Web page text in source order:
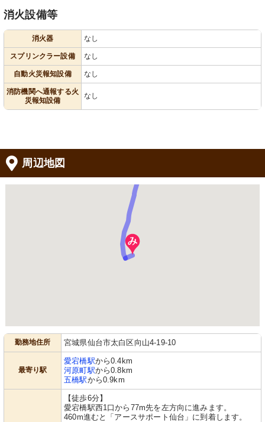
消火設備等
消火器 なし
スプリンクラー設備 なし
自動火災報知設備 なし
消防機関へ通報する火
災報知設備
なし
周辺地図
勤務地住所 宮城県仙台市太白区向山4-19-10
最寄り駅
愛宕橋駅から0.4km
河原町駅から0.8km
五橋駅から0.9km
【徒歩6分】
愛宕橋駅西1口から77m先を左方向に進みます。
460m進むと「アースサポート仙台」に到着します。